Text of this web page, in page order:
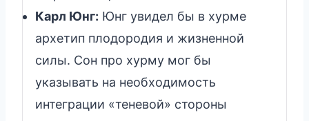
Карл Юнг: Юнг увидел бы в хурме
архетип плодородия и жизненной
силы. Сон про хурму мог бы
указывать на необходимость
интеграции «теневой» стороны